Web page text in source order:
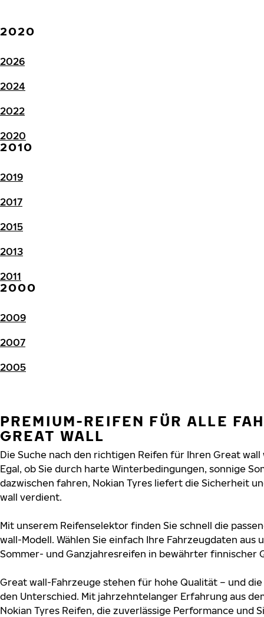
2020
2026
2024
2022
2020
2010
2019
2017
2015
2013
2011
2000
2009
2007
2005
PREMIUM-REIFEN FÜR ALLE
GREAT WALL
Die Suche nach den richtigen Reifen für Ihren Great
Egal, ob Sie durch harte Winterbedingungen, sonnige
dazwischen fahren, Nokian Tyres liefert die Sicherheit
wall verdient.
Mit unserem Reifenselektor finden Sie schnell die
wall-Modell. Wählen Sie einfach Ihre Fahrzeugdaten aus
Sommer- und Ganzjahresreifen in bewährter finnischer
Great wall-Fahrzeuge stehen für hohe Qualität – und
den Unterschied. Mit jahrzehntelanger Erfahrung aus
Nokian Tyres Reifen, die zuverlässige Performance und